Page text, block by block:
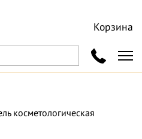
Корзина
косметологическая